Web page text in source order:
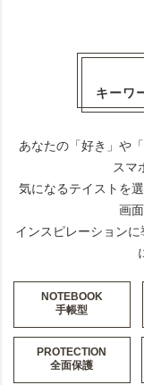
キーワ
あなたの「好き」や
スマ
気になるテイストを
画
インスピレーション
NOTEBOOK
手帳型
PROTECTION
全面保護